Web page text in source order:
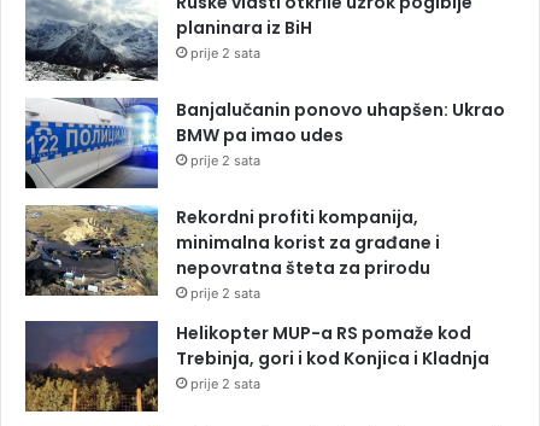
planinara iz BiH
prije 2 sata
Banjalučanin ponovo uhapšen: Ukrao
BMW pa imao udes
prije 2 sata
Rekordni profiti kompanija,
minimalna korist za građane i
nepovratna šteta za prirodu
prije 2 sata
Helikopter MUP-a RS pomaže kod
Trebinja, gori i kod Konjica i Kladnja
prije 2 sata